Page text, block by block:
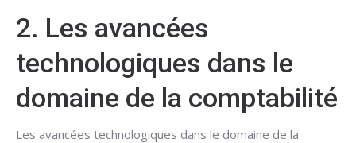
2. Les avancées
technologiques dans le
domaine de la comptabilité
Les avancées technologiques dans le domaine de la